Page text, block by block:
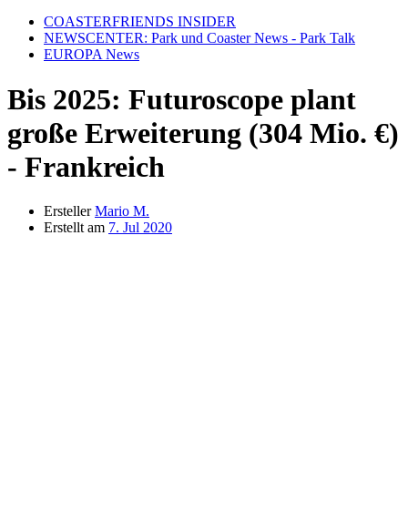
COASTERFRIENDS INSIDER
NEWSCENTER: Park und Coaster News - Park Talk
EUROPA News
Bis 2025: Futuroscope plant
große Erweiterung (304 Mio. €)
- Frankreich
Ersteller Mario M.
Erstellt am 7. Jul 2020